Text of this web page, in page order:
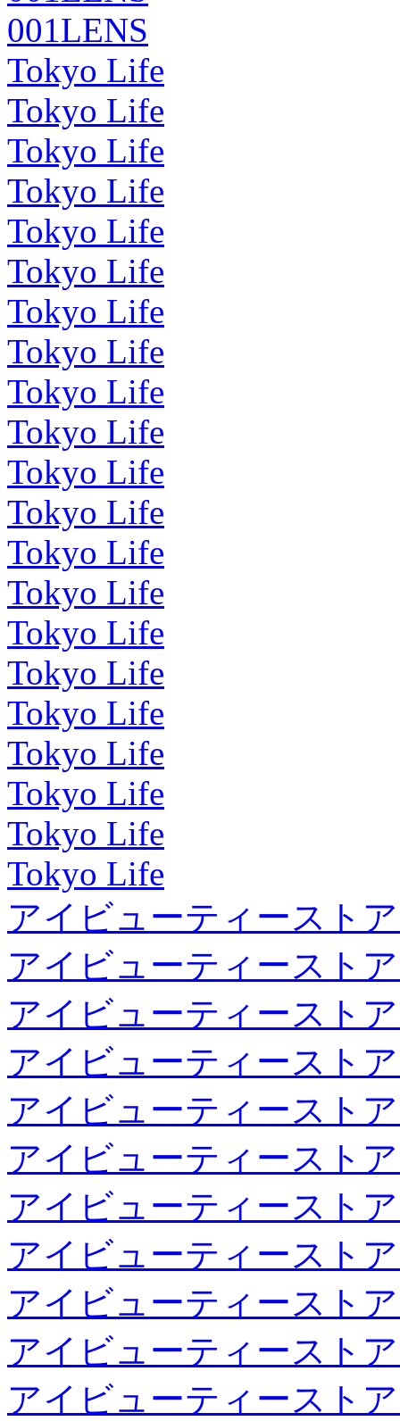
001LENS
Tokyo Life
Tokyo Life
Tokyo Life
Tokyo Life
Tokyo Life
Tokyo Life
Tokyo Life
Tokyo Life
Tokyo Life
Tokyo Life
Tokyo Life
Tokyo Life
Tokyo Life
Tokyo Life
Tokyo Life
Tokyo Life
Tokyo Life
Tokyo Life
Tokyo Life
Tokyo Life
Tokyo Life
アイビューティースト
アイビューティースト
アイビューティースト
アイビューティースト
アイビューティースト
アイビューティースト
アイビューティースト
アイビューティースト
アイビューティースト
アイビューティースト
アイビューティースト